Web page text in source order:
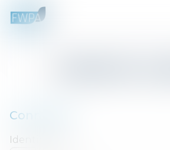
Connexion
Identifiant